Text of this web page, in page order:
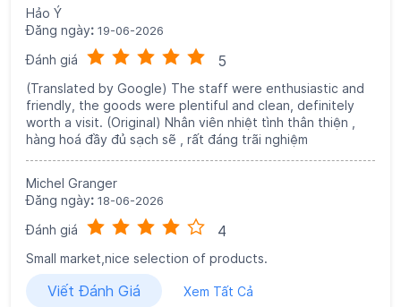
Michel Granger
Đăng ngày: 18-06-2026
Đánh giá 4
Small market,nice selection of products.
Viết Đánh Giá Xem Tất Cả
Khám phá thêm cùng chúng tôi